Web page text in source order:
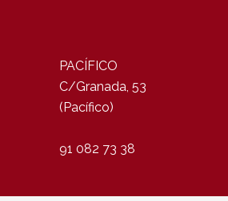
PACÍFICO
C/Granada, 53
(Pacífico)
91 082 73 38